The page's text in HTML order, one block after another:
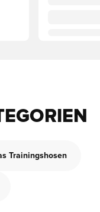
Trainingshosen